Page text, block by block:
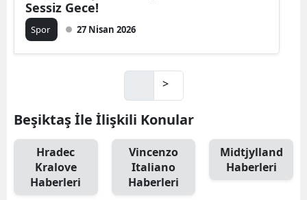
Sessiz Gece!
Spor 27 Nisan 2026
>
Beşiktaş İle İlişkili Konular
Hradec
Kralove
Haberleri
Vincenzo
Italiano
Haberleri
Midtjylland
Haberleri